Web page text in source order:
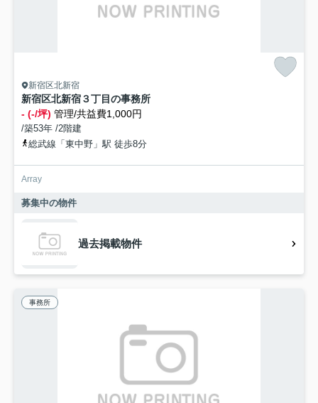
新宿区北新宿
新宿区北新宿３丁目の事務所
- (-/坪) 管理/共益費1,000円
/築53年 /2階建
総武線「東中野」駅 徒歩8分
Array
募集中の物件
過去掲載物件
事務所